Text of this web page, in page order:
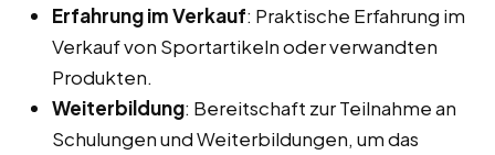
Erfahrung im Verkauf: Praktische Erfahrung im
Verkauf von Sportartikeln oder verwandten
Produkten.
Weiterbildung: Bereitschaft zur Teilnahme an
Schulungen und Weiterbildungen, um das